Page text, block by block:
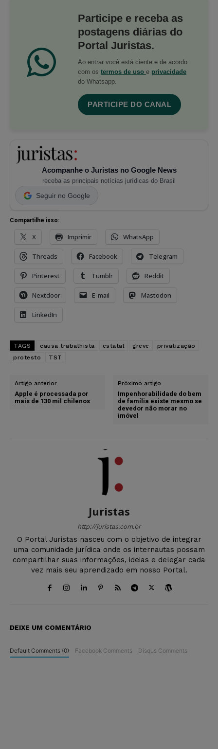
Participe e receba as
postagens diárias do
Portal Juristas.
Ao entrar você está ciente e de acordo
com os termos de uso e privacidade
do Whatsapp.
PARTICIPE DO CANAL
Acompanhe o Juristas no Google News
receba as principais notícias jurídicas do Brasil
Seguir no Google
Compartilhe isso:
X Imprimir WhatsApp
Threads Facebook Telegram
Pinterest Tumblr Reddit
Nextdoor E-mail Mastodon
LinkedIn
TAGS causa trabalhista estatal greve
privatização
protesto
TST
Artigo anterior
Apple é processada por
mais de 130 mil chilenos
Próximo artigo
Impenhorabilidade do bem
de família existe mesmo se
devedor não morar no
imóvel
Juristas
http://juristas.com.br
O Portal Juristas nasceu com o objetivo de integrar
uma comunidade jurídica onde os internautas possam
compartilhar suas informações, ideias e delegar cada
vez mais seu aprendizado em nosso Portal.
DEIXE UM COMENTÁRIO
Default Comments (0) Facebook Comments Disqus Comments